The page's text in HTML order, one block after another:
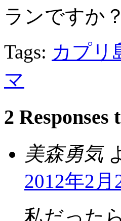
ランですか
Tags: カプリ
マ
2
美森勇気
2012年2月